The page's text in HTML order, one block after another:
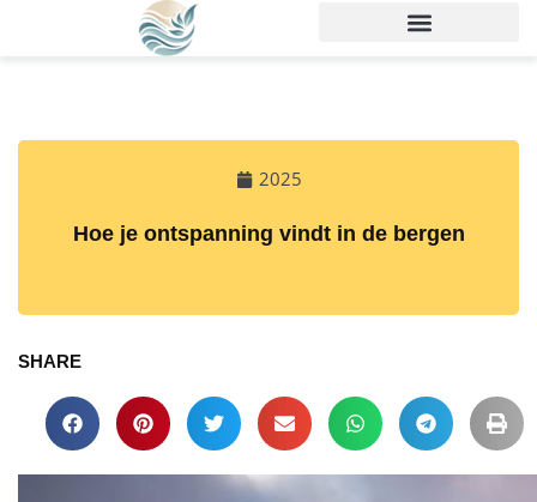
2025
Hoe je ontspanning vindt in de bergen
SHARE